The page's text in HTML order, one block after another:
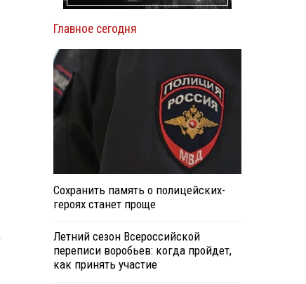
Главное сегодня
Сохранить память о полицейских-
героях станет проще
Летний сезон Всероссийской
переписи воробьев: когда пройдет,
как принять участие